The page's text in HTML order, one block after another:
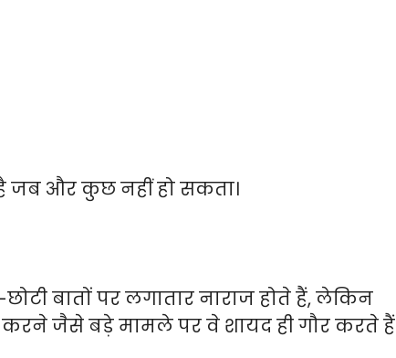
जब और कुछ नहीं हो सकता।
बातों पर लगातार नाराज होते हैं, लेकिन
करने जैसे बड़े मामले पर वे शायद ही गौर करते हैं